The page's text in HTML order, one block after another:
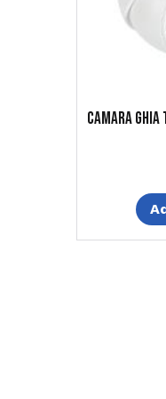
CAMARA